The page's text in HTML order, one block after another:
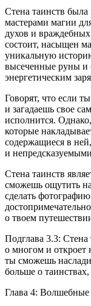
Стена таинств
мастерами магии
духов и
состоит, насыщен
уникальную
высеченные руны и
энергетическим
Говорят, что если
и загадаешь свое
исполнится.
которые
содержащиеся в
и
Стена таинств
сможешь ощутить
сделать
о твоем
Подглава 3.3: Стена
о многом и откроет
ты сможешь
больше о
Глава 4: